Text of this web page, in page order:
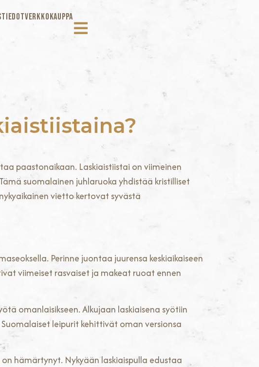
VERKKOKAUPPA
paastonaikaan. Laskiaistiistai on viimeinen
suomalainen juhlaruoka yhdistää kristilliset
vietto kertovat syvästä
Perinne juontaa juurensa keskiaikaiseen
viimeiset rasvaiset ja makeat ruoat ennen
omanlaisikseen. Alkujaan laskiaisena syötiin
leipurit kehittivät oman versionsa
hämärtynyt. Nykyään laskiaispulla edustaa